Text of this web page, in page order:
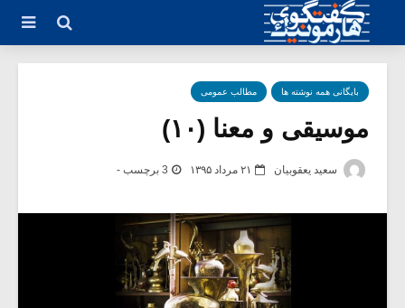
بایگانی همه نوشته ها مطالب عمومی
موسیقی و معنا (۱۰)
سعید یعقوبیان ۲۱ مرداد ۱۳۹۵ 3 برچسب -